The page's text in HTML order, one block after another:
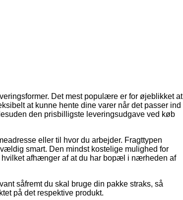
Det mest populære er for øjeblikket at
at kunne hente dine varer når det passer ind
den prisbilligste leveringsudgave ved køb
eller til hvor du arbejder. Fragttypen
smart. Den mindst kostelige mulighed for
afhænger af at du har bopæl i nærheden af
såfremt du skal bruge din pakke straks, så
på det respektive produkt.